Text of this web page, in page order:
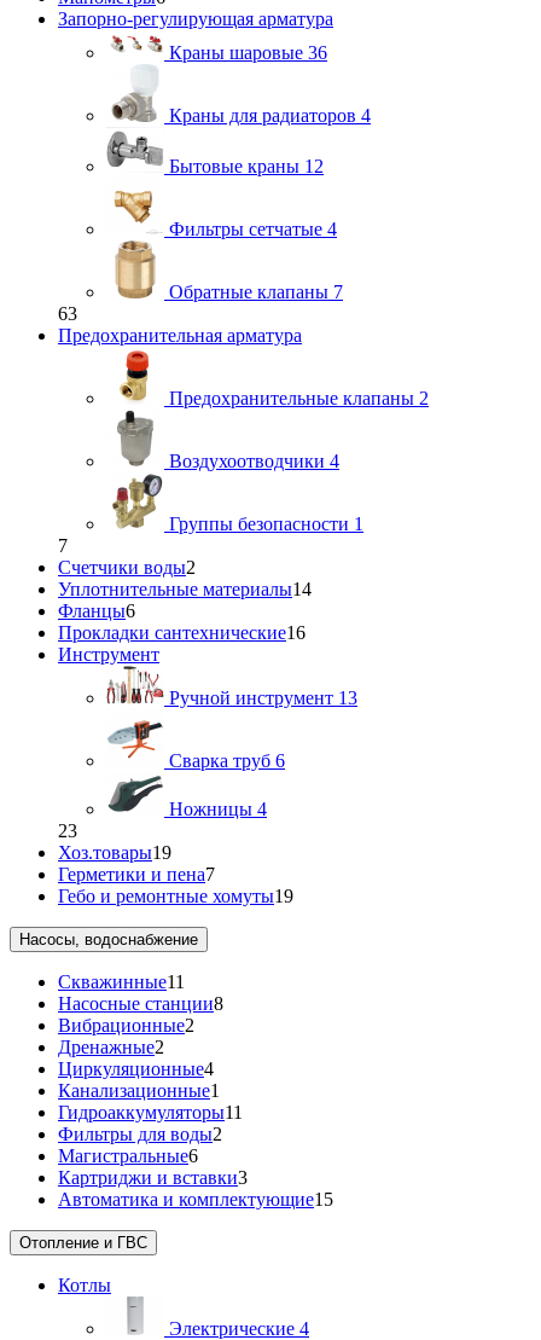
Запорно-регулирующая арматура
Краны шаровые 36
Краны для радиаторов 4
Бытовые краны 12
Фильтры сетчатые 4
Обратные клапаны 7
63
Предохранительная арматура
Предохранительные клапаны 2
Воздухоотводчики 4
Группы безопасности 1
7
Счетчики воды2
Уплотнительные материалы14
Фланцы6
Прокладки сантехнические16
Инструмент
Ручной инструмент 13
Сварка труб 6
Ножницы 4
23
Хоз.товары19
Герметики и пена7
Гебо и ремонтные хомуты19
Насосы, водоснабжение
Скважинные11
Насосные станции8
Вибрационные2
Дренажные2
Циркуляционные4
Канализационные1
Гидроаккумуляторы11
Фильтры для воды2
Магистральные6
Картриджи и вставки3
Автоматика и комплектующие15
Отопление и ГВС
Котлы
Электрические 4